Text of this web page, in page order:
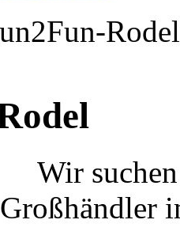
Rodel
noch